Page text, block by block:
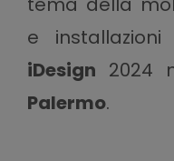
e
iDesign 2024
Palermo.